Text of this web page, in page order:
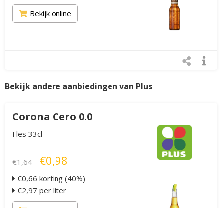
Bekijk online
Bekijk andere aanbiedingen van Plus
Corona Cero 0.0
Fles 33cl
€1,64 €0,98
€0,66 korting (40%)
€2,97 per liter